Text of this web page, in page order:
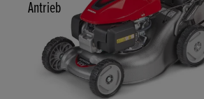
Antrieb